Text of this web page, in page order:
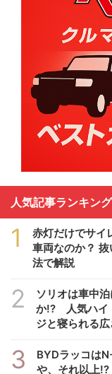
人気記事ランキング
1
赤灯だけでサイ
車両なのか？
法で解説
2
ソリオは車中
か!? 人気ハイ
ジと寝られる
3
BYDラッコは
や、それ以上